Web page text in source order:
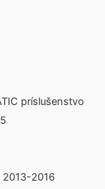
príslušenstvo
2013-2016